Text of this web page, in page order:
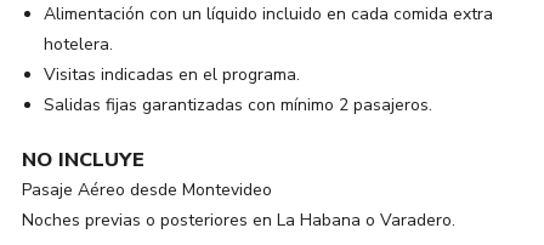
Alimentación con un líquido incluido en cada comida extra
hotelera.
Visitas indicadas en el programa.
Salidas fijas garantizadas con mínimo 2 pasajeros.
NO INCLUYE
Pasaje Aéreo desde Montevideo
Noches previas o posteriores en La Habana o Varadero.